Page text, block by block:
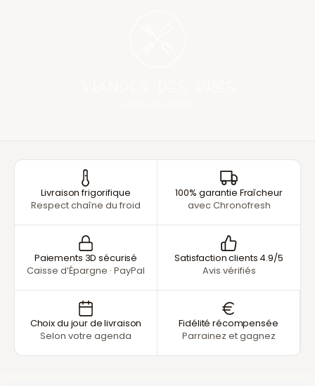
Livraison frigorifique
Respect chaîne du froid
100% garantie Fraîcheur
avec Chronofresh
Paiements 3D sécurisé
Caisse d’Épargne · PayPal
Satisfaction clients 4.9/5
Avis vérifiés
Choix du jour de livraison
Selon votre agenda
Fidélité récompensée
Parrainez et gagnez